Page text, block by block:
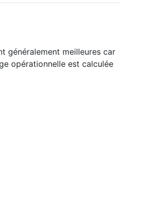
généralement meilleures car
opérationnelle est calculée